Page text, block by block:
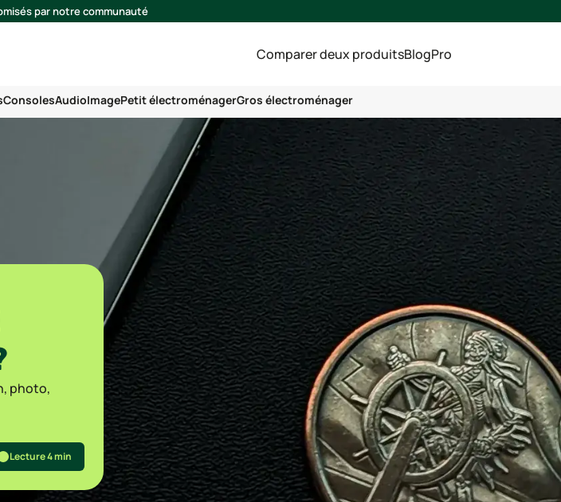
par notre communauté
Comparer deux produitsBlogPro
ConsolesAudioImagePetit électroménagerGros électroménager
photo,
Lecture 4 min